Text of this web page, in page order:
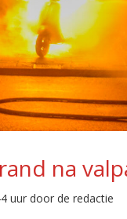
na
uur door de redactie